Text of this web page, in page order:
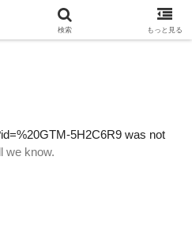
検索 もっと見る